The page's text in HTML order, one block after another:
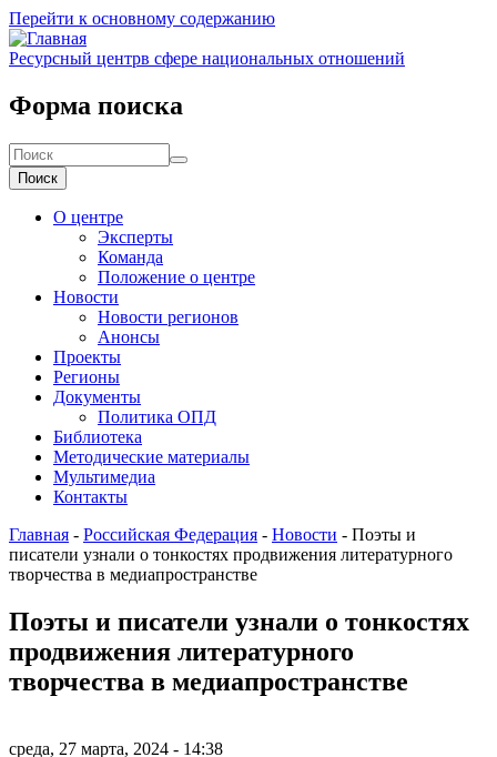
Перейти к основному содержанию
Ресурсный центрв сфере национальных отношений
Форма поиска
Поиск
О центре
Эксперты
Команда
Положение о центре
Новости
Новости регионов
Анонсы
Проекты
Регионы
Документы
Политика ОПД
Библиотека
Методические материалы
Мультимедиа
Контакты
Главная - Российская Федерация - Новости - Поэты и
писатели узнали о тонкостях продвижения литературного
творчества в медиапространстве
Поэты и писатели узнали о тонкостях
продвижения литературного
творчества в медиапространстве
среда, 27 марта, 2024 - 14:38